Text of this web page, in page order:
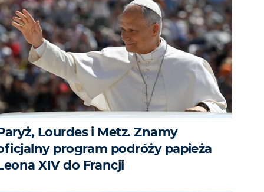
Lourdes i Metz. Znamy
program podróży papieża
XIV do Francji